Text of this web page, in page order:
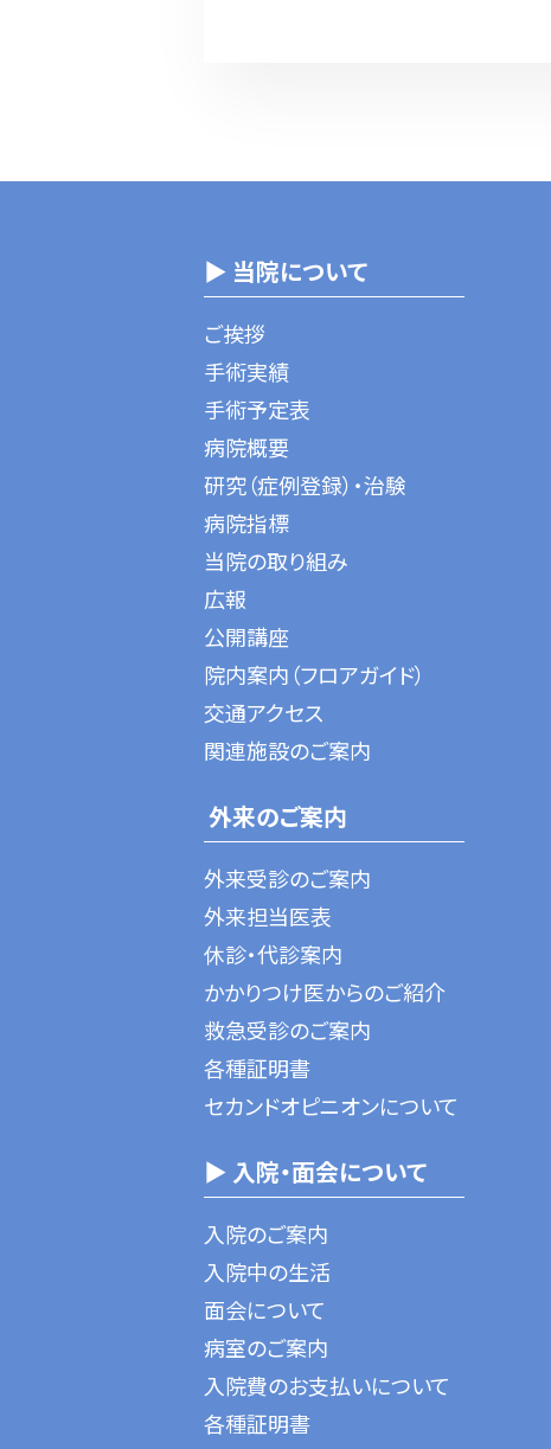
▶ 当院について
ご挨拶
手術実績
手術予定表
病院概要
研究（症例登録）・治験
病院指標
当院の取り組み
広報
公開講座
院内案内（フロアガイド）
交通アクセス
関連施設のご案内
外来のご案内
外来受診のご案内
外来担当医表
休診・代診案内
かかりつけ医からのご紹介
救急受診のご案内
各種証明書
セカンドオピニオンについて
▶ 入院・面会について
入院のご案内
入院中の生活
面会について
病室のご案内
入院費のお支払いについて
各種証明書